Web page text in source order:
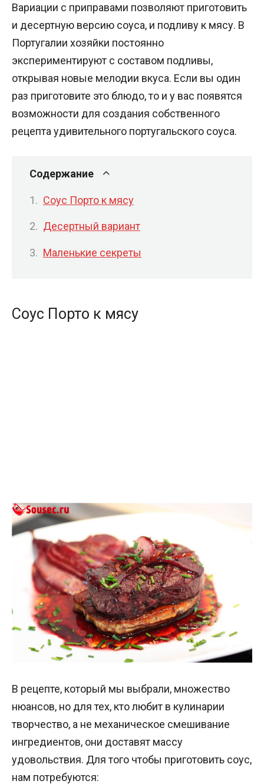
Вариации с приправами позволяют приготовить
и десертную версию соуса, и подливу к мясу. В
Португалии хозяйки постоянно
экспериментируют с составом подливы,
открывая новые мелодии вкуса. Если вы один
раз приготовите это блюдо, то и у вас появятся
возможности для создания собственного
рецепта удивительного португальского соуса.
Содержание
Соус Порто к мясу
Десертный вариант
Маленькие секреты
Соус Порто к мясу
В рецепте, который мы выбрали, множество
нюансов, но для тех, кто любит в кулинарии
творчество, а не механическое смешивание
ингредиентов, они доставят массу
удовольствия. Для того чтобы приготовить соус,
нам потребуются: